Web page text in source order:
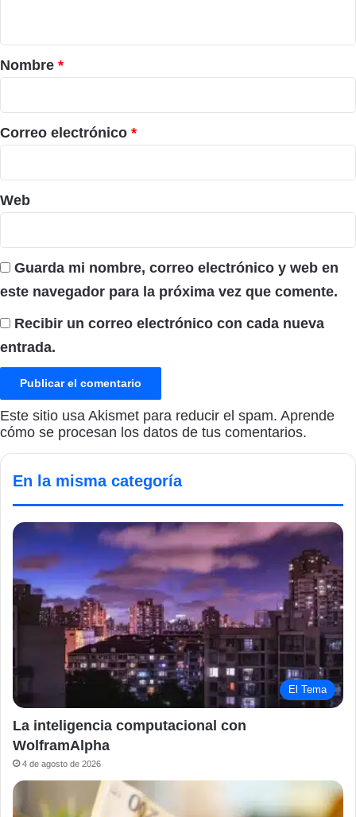
r
i
o
*
Nombre *
Correo electrónico *
Web
Guarda mi nombre, correo electrónico y web en
este navegador para la próxima vez que comente.
Recibir un correo electrónico con cada nueva
entrada.
Este sitio usa Akismet para reducir el spam. Aprende
cómo se procesan los datos de tus comentarios.
En la misma categoría
El Tema
La inteligencia computacional con
WolframAlpha
4 de agosto de 2026